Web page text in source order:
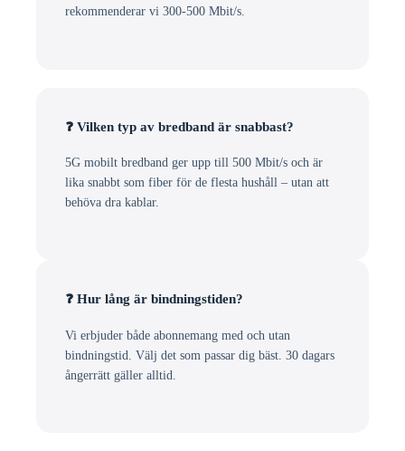
rekommenderar vi 300-500 Mbit/s.
❓ Vilken typ av bredband är snabbast?
5G mobilt bredband ger upp till 500 Mbit/s och är
lika snabbt som fiber för de flesta hushåll – utan att
behöva dra kablar.
❓ Hur lång är bindningstiden?
Vi erbjuder både abonnemang med och utan
bindningstid. Välj det som passar dig bäst. 30 dagars
ångerrätt gäller alltid.